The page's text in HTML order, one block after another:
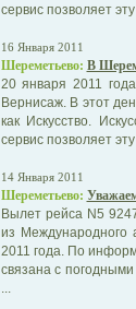
сервис позволяет
16 Января 2011
Шереметьево: В
20 января 2011
Вернисаж. В этот
как Искусство.
сервис позволяет
14 Января 2011
Шереметьево:
Вылет рейса N5
из Международного
2011 года. По
связана с